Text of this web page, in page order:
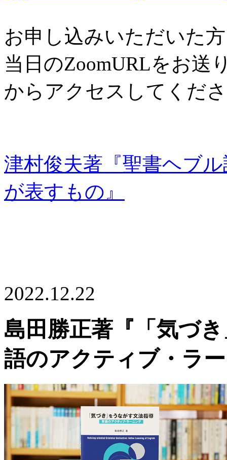
お申し込みいただいた
当日のZoomURLをお送
からアクセスしてくだ
津村俊夫著『聖書ヘブ
が表すもの』
2022.12.22
島田勝正著『「気づ
語のアクティブ・ラ